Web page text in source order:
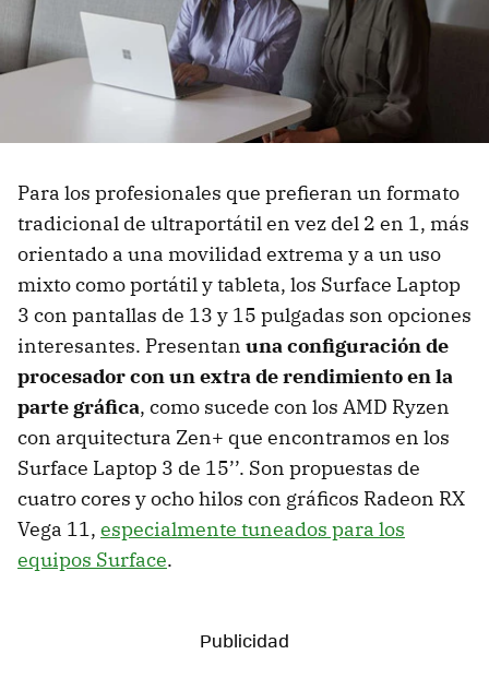
Para los profesionales que prefieran un formato
tradicional de ultraportátil en vez del 2 en 1, más
orientado a una movilidad extrema y a un uso
mixto como portátil y tableta, los Surface Laptop
3 con pantallas de 13 y 15 pulgadas son opciones
interesantes. Presentan una configuración de
procesador con un extra de rendimiento en la
parte gráfica, como sucede con los AMD Ryzen
con arquitectura Zen+ que encontramos en los
Surface Laptop 3 de 15’’. Son propuestas de
cuatro cores y ocho hilos con gráficos Radeon RX
Vega 11, especialmente tuneados para los
equipos Surface.